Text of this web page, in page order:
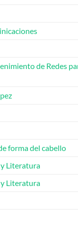
de Redes
forma del cabello
Literatura
Literatura